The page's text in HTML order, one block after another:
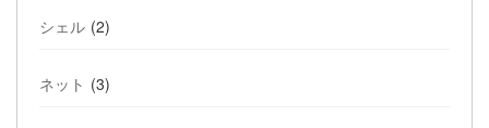
シェル (2)
ネット (3)